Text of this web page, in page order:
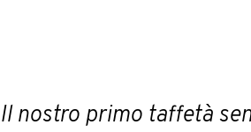
Il nostro primo taffetà